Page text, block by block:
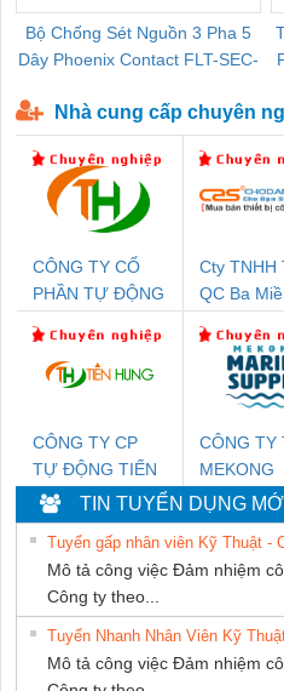
Bộ Chống Sét Nguồn 3 Pha 5
Dây Phoenix Contact FLT-SEC-
Nhà cung cấp chuyên
CÔNG TY CỔ
PHẦN TỰ ĐỘNG
Cty TNHH
QC Ba
CÔNG TY CP
TỰ ĐỘNG TIẾN
HƯNG
CÔNG TY
MEKONG
MARINE
SUPPLY
TIN TUYỂN DỤNG MỚI
Tuyển gấp nhân viên Kỹ Thuật -
Mô tả công việc Đảm nhiệm
Công ty theo...
Tuyển Nhanh Nhân Viên Kỹ
Mô tả công việc Đảm nhiệm